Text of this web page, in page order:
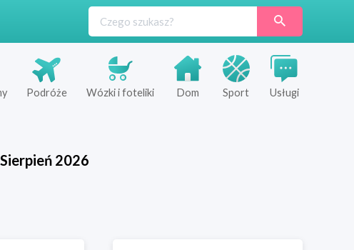
Podróże Wózki i foteliki Dom Sport Usługi
Sierpień 2026